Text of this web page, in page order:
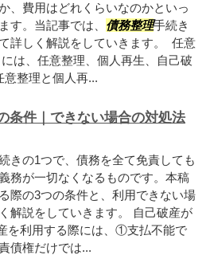
、費用はどれくらいなのかといっ
す。当記事では、 債務整理手続き
詳しく解説をしていきます。 任意
は、任意整理、個人再生、自己破
意整理と個人再...
条件｜できない場合の対処法
きの1つで、債務を全て免責しても
務が一切なくなるものです。本稿
際の3つの条件と、利用できない場
解説をしていきます。 自己破産が
を利用する際には、①支払不能で
債権だけでは...